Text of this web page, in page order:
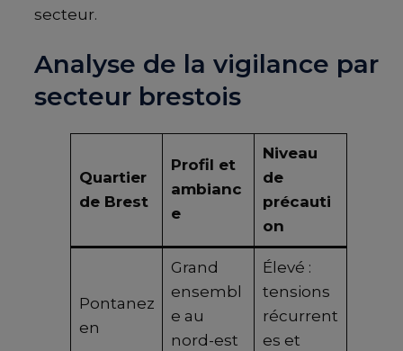
secteur.
Analyse de la vigilance par
secteur brestois
Quartier
de Brest
Profil et
ambianc
e
Niveau
de
précauti
on
Pontanez
en
Grand
ensembl
e au
nord-est
Élevé :
tensions
récurrent
es et